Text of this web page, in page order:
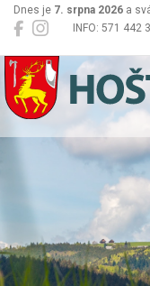
INFO: 571
Dnes je 7. srpna 2026 a
Hošťálková